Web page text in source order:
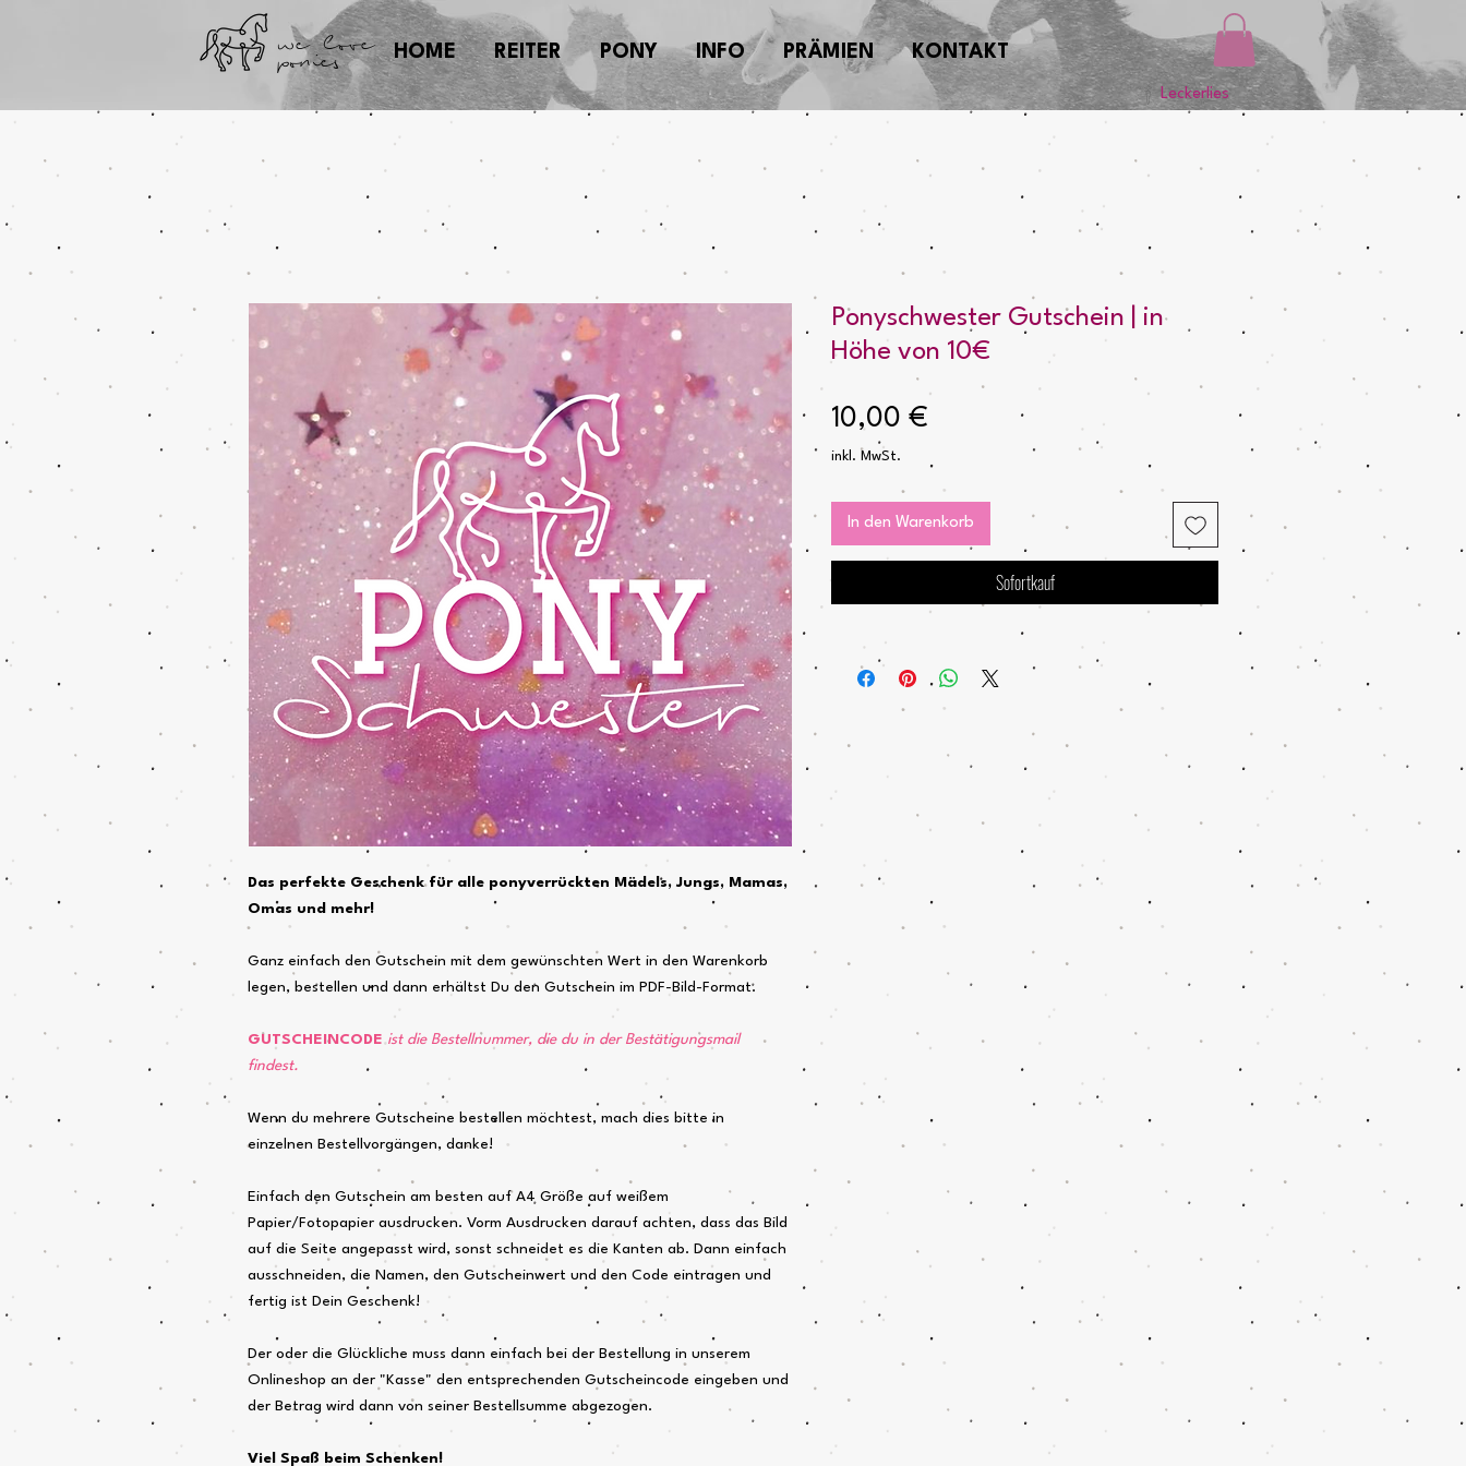
we love
ponies
Leckerlies
HOME REITER PONY INFO PRÄMIEN KONTAKT
Das perfekte Geschenk für alle ponyverrückten Mädels, Jungs, Mamas,
Omas und mehr!
Ganz einfach den Gutschein mit dem gewünschten Wert in den Warenkorb
legen, bestellen und dann erhältst Du den Gutschein im PDF-Bild-Format.
GUTSCHEINCODEist die Bestellnummer, die du in der Bestätigungsmail
findest.
Wenn du mehrere Gutscheine bestellen möchtest, mach dies bitte in
einzelnen Bestellvorgängen, danke!
Einfach den Gutschein am besten auf A4 Größe auf weißem
Papier/Fotopapier ausdrucken. Vorm Ausdrucken darauf achten, dass das Bild
auf die Seite angepasst wird, sonst schneidet es die Kanten ab. Dann einfach
ausschneiden, die Namen, den Gutscheinwert und den Code eintragen und
fertig ist Dein Geschenk!
Der oder die Glückliche muss dann einfach bei der Bestellung in unserem
Onlineshop an der "Kasse" den entsprechenden Gutscheincode eingeben und
der Betrag wird dann von seiner Bestellsumme abgezogen.
Viel Spaß beim Schenken!
Ponyschwester Gutschein | in
Höhe von 10€
10,00 €
inkl. MwSt.
In den Warenkorb
Sofortkauf